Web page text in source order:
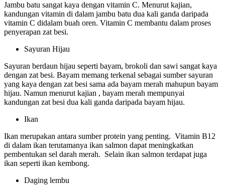
Jambu batu sangat kaya dengan vitamin C. Menurut kajian,
kandungan vitamin di dalam jambu batu dua kali ganda daripada
vitamin C didalam buah oren. Vitamin C membantu dalam proses
penyerapan zat besi.
Sayuran Hijau
Sayuran berdaun hijau seperti bayam, brokoli dan sawi sangat kaya
dengan zat besi. Bayam memang terkenal sebagai sumber sayuran
yang kaya dengan zat besi sama ada bayam merah mahupun bayam
hijau. Namun menurut kajian , bayam merah mempunyai
kandungan zat besi dua kali ganda daripada bayam hijau.
Ikan
Ikan merupakan antara sumber protein yang penting. Vitamin B12
di dalam ikan terutamanya ikan salmon dapat meningkatkan
pembentukan sel darah merah. Selain ikan salmon terdapat juga
ikan seperti ikan kembong.
Daging lembu